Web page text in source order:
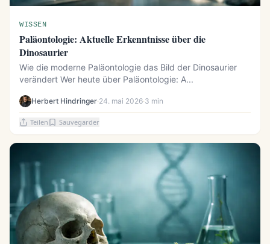
WISSEN
Paläontologie: Aktuelle Erkenntnisse über die
Dinosaurier
Wie die moderne Paläontologie das Bild der Dinosaurier
verändert Wer heute über Paläontologie: A...
Herbert Hindringer·24. mai 2026·3 min
Teilen Sauvegarder